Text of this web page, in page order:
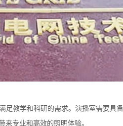
教学和科研的需求。演播室需要具
来专业和高效的照明体验。